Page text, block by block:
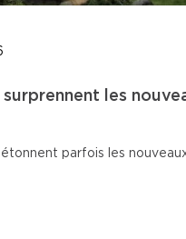
les
parfois les